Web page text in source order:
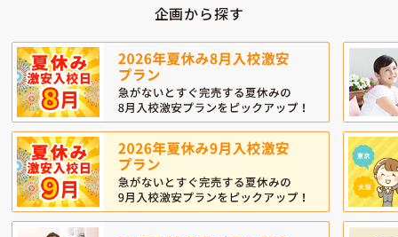
企画から探す